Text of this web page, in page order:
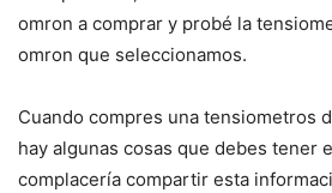
omron a comprar y probé la
omron que seleccionamos.
Cuando compres una tensiometros
hay algunas cosas que debes tener
complacería compartir esta